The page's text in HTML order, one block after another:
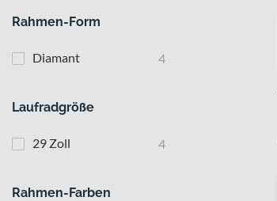
Rahmen-Form
Diamant 4
Laufradgröße
29 Zoll 4
Rahmen-Farben